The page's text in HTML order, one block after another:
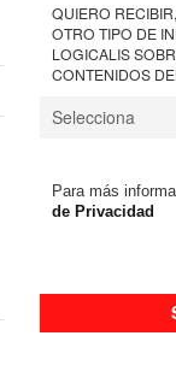
QUIERO
OTRO TIPO DE
LOGICALIS
CONTENIDOS
Para más
de Privacidad